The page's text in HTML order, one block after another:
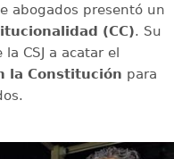
abogados presentó un
(CC). Su
CSJ a acatar el
la Constitución para